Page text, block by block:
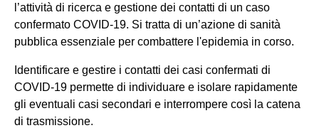
l’attività di ricerca e gestione dei contatti di un caso
confermato COVID-19. Si tratta di un’azione di sanità
pubblica essenziale per combattere l'epidemia in corso.
Identificare e gestire i contatti dei casi confermati di
COVID-19 permette di individuare e isolare rapidamente
gli eventuali casi secondari e interrompere così la catena
di trasmissione.